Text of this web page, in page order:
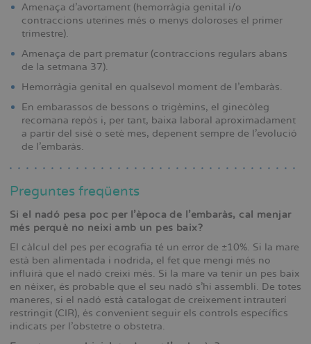
Amenaça d’avortament (hemorràgia genital i/o
contraccions uterines més o menys doloroses el primer
trimestre).
Amenaça de part prematur (contraccions regulars abans
de la setmana 37).
Hemorràgia genital en qualsevol moment de l’embaràs.
En embarassos de bessons o trigèmins, el ginecòleg
recomana repòs i, per tant, baixa laboral aproximadament
a partir del sisè o setè mes, depenent sempre de l’evolució
de l’embaràs.
Preguntes freqüents
Si el nadó pesa poc per l’època de l’embaràs, cal menjar
més perquè no neixi amb un pes baix?
El càlcul del pes per ecografia té un error de ±10%. Si la mare
està ben alimentada i nodrida, el fet que mengi més no
influirà que el nadó creixi més. Si la mare va tenir un pes baix
en néixer, és probable que el seu nadó s’hi assembli. De totes
maneres, si el nadó està catalogat de creixement intrauterí
restringit (CIR), és convenient seguir els controls específics
indicats per l’obstetre o obstetra.